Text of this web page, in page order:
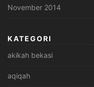
November 2014
KATEGORI
akikah bekasi
aqiqah